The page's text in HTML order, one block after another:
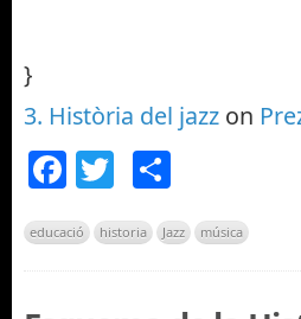
}
3. Història del jazz on
Facebook
Twitter
educació historia Jazz música